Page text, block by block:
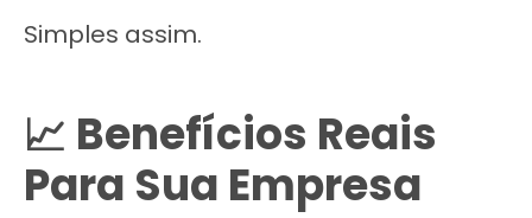
Simples assim.
📈 Benefícios Reais
Para Sua Empresa